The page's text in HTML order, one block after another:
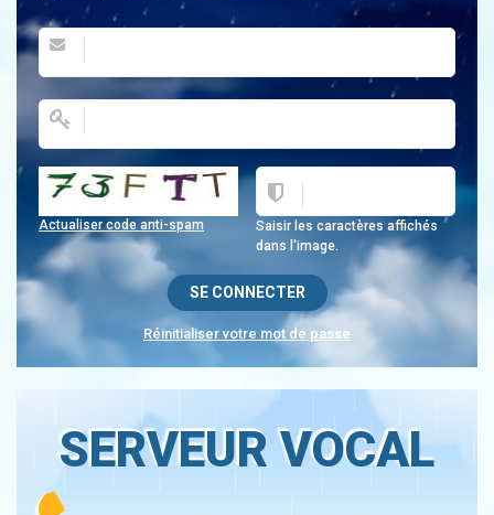
Saisir les caractères affichés
dans l'image.
Actualiser code anti-spam
Réinitialiser votre mot de passe
SERVEUR VOCAL